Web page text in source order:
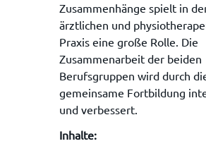
Zusammenhänge spielt in
ärztlichen und
Praxis eine große Rolle. Die
Zusammenarbeit der beiden
Berufsgruppen wird durch
gemeinsame Fortbildung
und verbessert.
Inhalte: